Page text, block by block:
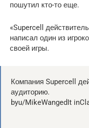
пошутил кто-то еще.
«Supercell
написал один из
своей игры.
Компания Supercell
аудиторию.
byu/MikeWangedIt